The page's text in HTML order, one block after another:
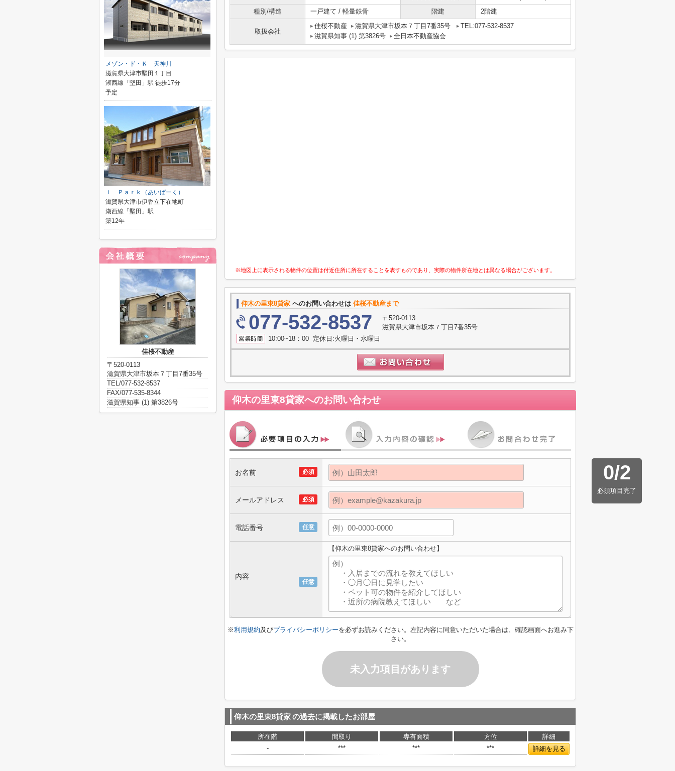
種別/構造
一戸建て / 軽量鉄骨 階建 2階建
取扱会社
佳桜不動産 滋賀県大津市坂本７丁目7番35号
TEL:077-532-8537
滋賀県知事 (1) 第3826号
全日本不動産協会
※地図上に表示される物件の位置は付近住所に所在することを表すものであり、実際の物件所在地とは異なる場合がございます。
仰木の里東8貸家 へのお問い合わせは 佳桜不動産まで
077-532-8537
〒520-0113
滋賀県大津市坂本７丁目7番35号
10:00~18：00 定休日:火曜日・水曜日
仰木の里東8貸家へのお問い合わせ
0/2
必須項目完了
必須
お名前
必須
メールアドレス
任意
電話番号
任意
内容
【仰木の里東8貸家へのお問い合わせ】
※利用規約及びプライバシーポリシーを必ずお読みください。左記内容に同意いただいた場合は、確認画面へお進み下
さい。
未入力項目があります
仰木の里東8貸家の過去に掲載したお部屋
所在階 間取り 専有面積 方位
詳細
-
*** *** *** 詳細を見る
メゾン・ド・Ｋ 天神川
滋賀県大津市堅田１丁目
湖西線「堅田」駅 徒歩17分
予定
ｉ Ｐａｒｋ（あいぱーく）
滋賀県大津市伊香立下在地町
湖西線「堅田」駅
築12年
佳桜不動産
〒520-0113
滋賀県大津市坂本７丁目7番35号
TEL/077-532-8537
FAX/077-535-8344
滋賀県知事 (1) 第3826号